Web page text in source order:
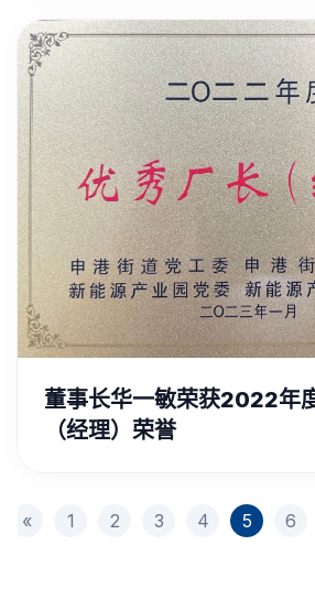
董事长华一敏荣获2022年
（经理）荣誉
« 1 2 3 4 5 6